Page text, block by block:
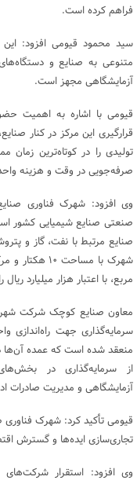
فراهم کرده است.
سید محمود قیومی افزود:
متنوعی به صنایع و
آزمایشگاهی مجهز است.
قیومی با اشاره به اهمیت
قرارگیری این مرکز در کنار
تولیدی را در کوتاه‌ترین
صرفه‌جویی در وقت و هزینه
وی افزود: شهرک فناوری
صنعتی صنایع شیمیایی کشور
صنایع مرتبط با نفت، گاز و
مربع، با اعتبار هزار میلیارد
سرمایه‌گذاری جهت راه‌اندازی
منعقد شده است که عمده آن‌ها
از سرمایه‌گذاری در
آزمایشگاهی و مدیریت صادرات
قیومی تأکید کرد: شهرک
تجاری‌سازی ایده‌ها و گسترش
وی افزود: استقرار شرکت‌های